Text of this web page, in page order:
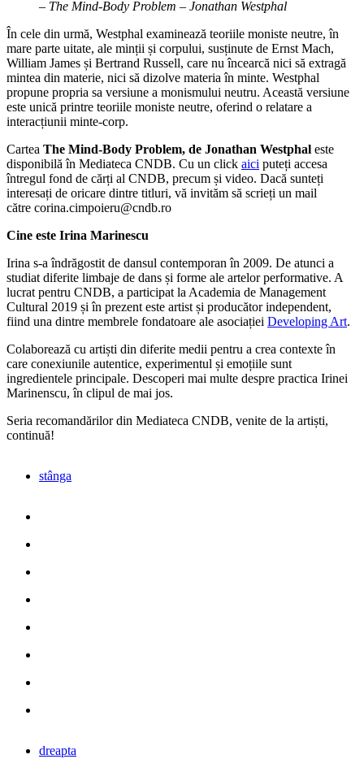
– The Mind-Body Problem – Jonathan Westphal
În cele din urmă, Westphal examinează teoriile moniste neutre, în
mare parte uitate, ale minții și corpului, susținute de Ernst Mach,
William James și Bertrand Russell, care nu încearcă nici să extragă
mintea din materie, nici să dizolve materia în minte. Westphal
propune propria sa versiune a monismului neutru. Această versiune
este unică printre teoriile moniste neutre, oferind o relatare a
interacțiunii minte-corp.
Cartea The Mind-Body Problem, de Jonathan Westphal este
disponibilă în Mediateca CNDB. Cu un click aici puteți accesa
întregul fond de cărți al CNDB, precum și video. Dacă sunteți
interesați de oricare dintre titluri, vă invităm să scrieți un mail
către corina.cimpoieru@cndb.ro
Cine este Irina Marinescu
Irina s-a îndrăgostit de dansul contemporan în 2009. De atunci a
studiat diferite limbaje de dans și forme ale artelor performative. A
lucrat pentru CNDB, a participat la Academia de Management
Cultural 2019 și în prezent este artist și producător independent,
fiind una dintre membrele fondatoare ale asociației Developing Art.
Colaborează cu artiști din diferite medii pentru a crea contexte în
care conexiunile autentice, experimentul și emoțiile sunt
ingredientele principale. Descoperi mai multe despre practica Irinei
Marinenscu, în clipul de mai jos.
Seria recomandărilor din Mediateca CNDB, venite de la artiști,
continuă!
stânga
dreapta